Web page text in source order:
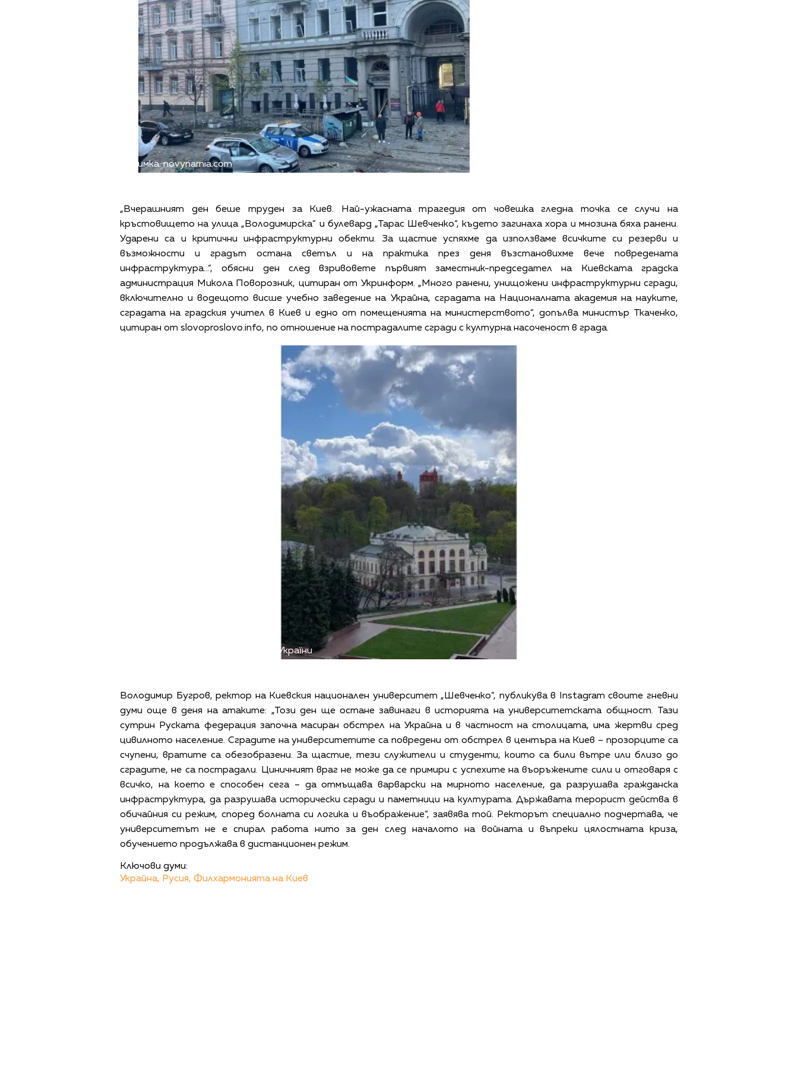
Снимка: novynarnia.com
„Вчерашният ден беше труден за Киев. Най-ужасната трагедия от човешка гледна точка се случи на
кръстовището на улица „Володимирска“ и булевард „Тарас Шевченко“, където загинаха хора и мнозина бяха ранени.
Ударени са и критични инфраструктурни обекти. За щастие успяхме да използваме всичките си резерви и
възможности и градът остана светъл и на практика през деня възстановихме вече повредената
инфраструктура…“, обясни ден след взривовете първият заместник-председател на Киевската градска
администрация Микола Поворозник, цитиран от Укринформ. „Много ранени, унищожени инфраструктурни сгради,
включително и водещото висше учебно заведение на Украйна, сградата на Националната академия на науките,
сградата на градския учител в Киев и едно от помещенията на министерството“, допълва министър Ткаченко,
цитиран от slovoproslovo.info, по отношение на пострадалите сгради с културна насоченост в града.
Снимка: Національна філармонія України
Володимир Бугров, ректор на Киевския национален университет „Шевченко“, публикува в Instagram своите гневни
думи още в деня на атаките: „Този ден ще остане завинаги в историята на университетската общност. Тази
сутрин Руската федерация започна масиран обстрел на Украйна и в частност на столицата, има жертви сред
цивилното население. Сградите на университетите са повредени от обстрел в центъра на Киев – прозорците са
счупени, вратите са обезобразени. За щастие, тези служители и студенти, които са били вътре или близо до
сградите, не са пострадали. Циничният враг не може да се примири с успехите на въоръжените сили и отговаря с
всичко, на което е способен сега – да отмъщава варварски на мирното население, да разрушава гражданска
инфраструктура, да разрушава исторически сгради и паметници на културата. Държавата терорист действа в
обичайния си режим, според болната си логика и въображение“, заявява той. Ректорът специално подчертава, че
университетът не е спирал работа нито за ден след началото на войната и въпреки цялостната криза,
обучението продължава в дистанционен режим.
Ключови думи:
Украйна, Русия, Филхармонията на Киев